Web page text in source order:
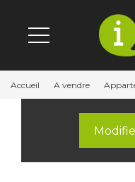
Accueil A vendre